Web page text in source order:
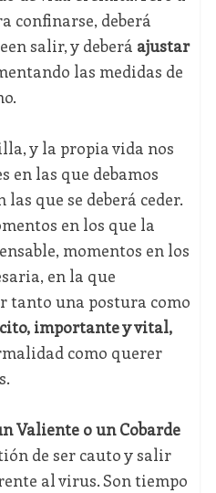
confinarse, deberá
salir, y deberá ajustar
las medidas de
y la propia vida nos
en las que debamos
que se deberá ceder.
en los que la
momentos en los
en la que
tanto una postura como
importante y vital,
como querer
Valiente o un Cobarde
de ser cauto y salir
al virus. Son tiempo